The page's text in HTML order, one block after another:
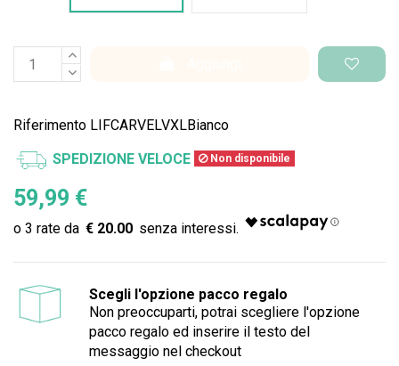
Riferimento LIFCARVELVXLBianco
SPEDIZIONE VELOCE Non disponibile
59,99 €
€ 20.00
Scegli l'opzione pacco regalo
Non preoccuparti, potrai scegliere l'opzione
pacco regalo ed inserire il testo del
messaggio nel checkout